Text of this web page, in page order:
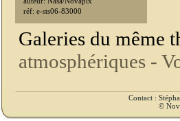
réf: e-sts06-83000
Galeries du même
atmosphériques -
Contact :
©